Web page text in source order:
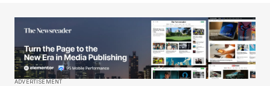
ADVERTISEMENT